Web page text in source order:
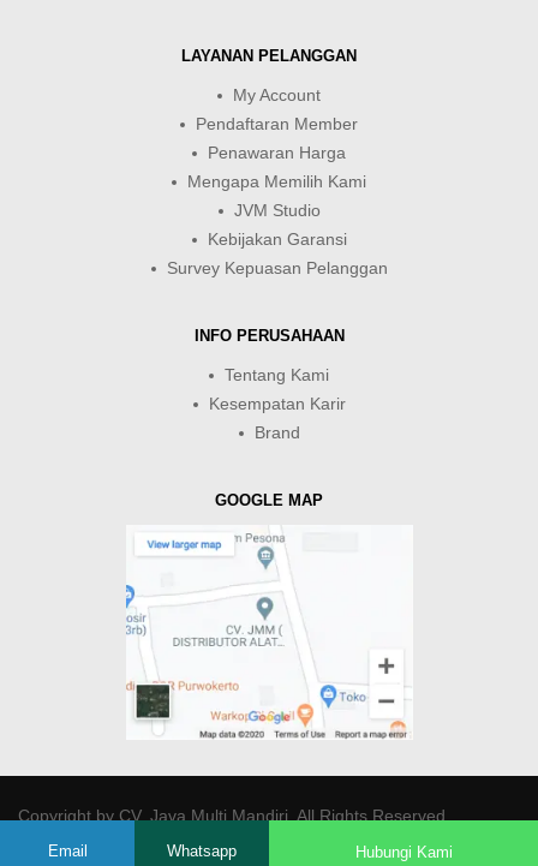
LAYANAN PELANGGAN
My Account
Pendaftaran Member
Penawaran Harga
Mengapa Memilih Kami
JVM Studio
Kebijakan Garansi
Survey Kepuasan Pelanggan
INFO PERUSAHAAN
Tentang Kami
Kesempatan Karir
Brand
GOOGLE MAP
Copyright byCV. Java Multi Mandiri. All Rights Reserved.
Email Whatsapp Hubungi Kami